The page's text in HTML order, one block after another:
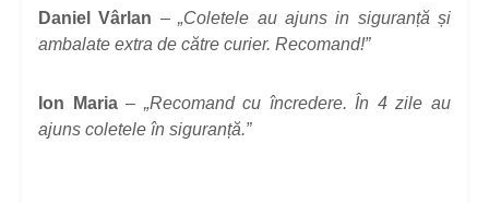
Daniel Vârlan –„Coletele au ajuns in siguranță și
ambalate extra de către curier. Recomand!”
Ion Maria– „Recomand cu încredere. În 4 zile au
ajuns coletele în siguranță.”